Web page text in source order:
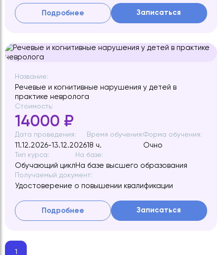
Подробнее Записаться
Название:
Речевые и когнитивные нарушения у детей в
практике невролога
Стоимость:
14000 ₽
Дата проведения:
11.12.2026-13.12.2026
Время обучения:
18 ч.
Форма обучения:
Очно
Тип курса:
Обучающий цикл
На базе:
На базе высшего образования
Получаемый документ:
Удостоверение о повышении квалификации
Подробнее Записаться
1